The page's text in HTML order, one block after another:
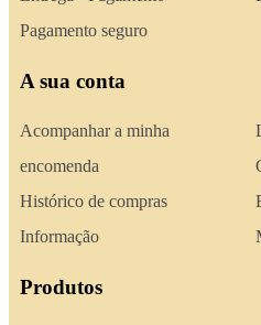
Pagamento seguro
A sua conta
Acompanhar a minha
encomenda
Histórico de compras
Informação
Produtos